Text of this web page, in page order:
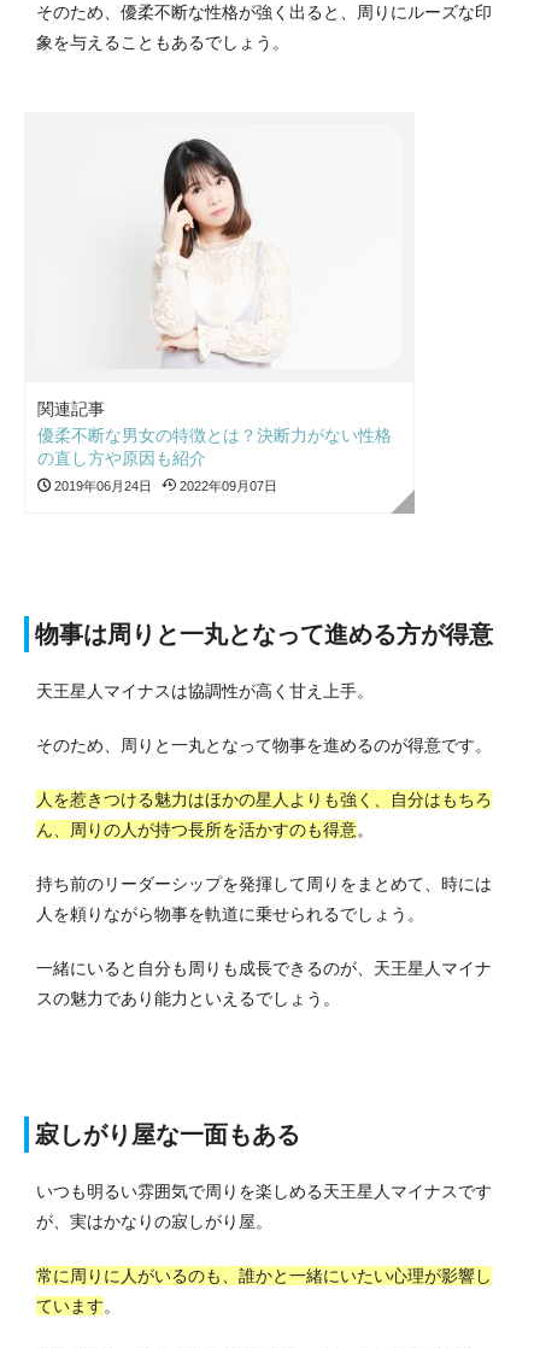
そのため、優柔不断な性格が強く出ると、周りにルーズな印
象を与えることもあるでしょう。
関連記事
優柔不断な男女の特徴とは？決断力がない性格
の直し方や原因も紹介
2019年06月24日 2022年09月07日
物事は周りと一丸となって進める方が得意
天王星人マイナスは協調性が高く甘え上手。
そのため、周りと一丸となって物事を進めるのが得意です。
人を惹きつける魅力はほかの星人よりも強く、自分はもちろ
ん、周りの人が持つ長所を活かすのも得意。
持ち前のリーダーシップを発揮して周りをまとめて、時には
人を頼りながら物事を軌道に乗せられるでしょう。
一緒にいると自分も周りも成長できるのが、天王星人マイナ
スの魅力であり能力といえるでしょう。
寂しがり屋な一面もある
いつも明るい雰囲気で周りを楽しめる天王星人マイナスです
が、実はかなりの寂しがり屋。
常に周りに人がいるのも、誰かと一緒にいたい心理が影響し
ています。